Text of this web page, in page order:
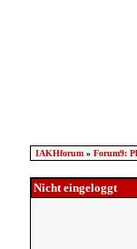
IAKHforum» Forum9:
Nicht eingeloggt